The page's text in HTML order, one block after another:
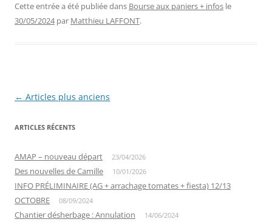
Cette entrée a été publiée dans Bourse aux paniers + infos le
30/05/2024 par Matthieu LAFFONT.
Navigation
articles
← Articles plus anciens
ARTICLES RÉCENTS
AMAP – nouveau départ 23/04/2026
Des nouvelles de Camille 10/01/2026
INFO PRÉLIMINAIRE (AG + arrachage tomates + fiesta) 12/13
OCTOBRE
08/09/2024
Chantier désherbage : Annulation 14/06/2024